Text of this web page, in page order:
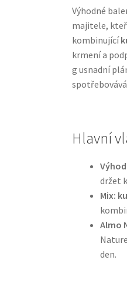
Výhodné
majitele,
kombinující
krmení a
g usnadní
Hlavní
držet
Mix:
Almo
den.